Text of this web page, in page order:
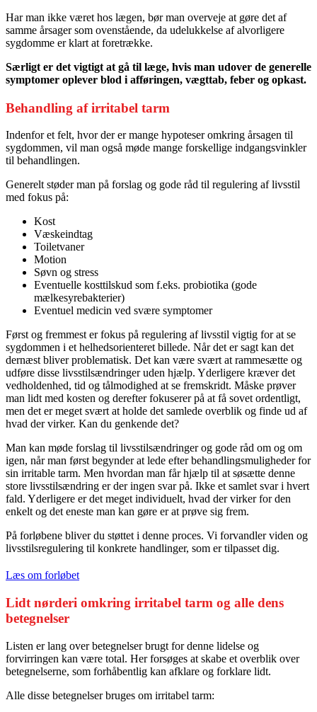
Har man ikke været hos lægen, bør man overveje at gøre det af
samme årsager som ovenstående, da udelukkelse af alvorligere
sygdomme er klart at foretrække.
Særligt er det vigtigt at gå til læge, hvis man udover de generelle
symptomer oplever blod i afføringen, vægttab, feber og opkast.
Behandling af irritabel tarm
Indenfor et felt, hvor der er mange hypoteser omkring årsagen til
sygdommen, vil man også møde mange forskellige indgangsvinkler
til behandlingen.
Generelt støder man på forslag og gode råd til regulering af livsstil
med fokus på:
Kost
Væskeindtag
Toiletvaner
Motion
Søvn og stress
Eventuelle kosttilskud som f.eks. probiotika (gode
mælkesyrebakterier)
Eventuel medicin ved svære symptomer
Først og fremmest er fokus på regulering af livsstil vigtig for at se
sygdommen i et helhedsorienteret billede. Når det er sagt kan det
dernæst bliver problematisk. Det kan være svært at rammesætte og
udføre disse livsstilsændringer uden hjælp. Yderligere kræver det
vedholdenhed, tid og tålmodighed at se fremskridt. Måske prøver
man lidt med kosten og derefter fokuserer på at få sovet ordentligt,
men det er meget svært at holde det samlede overblik og finde ud af
hvad der virker. Kan du genkende det?
Man kan møde forslag til livsstilsændringer og gode råd om og om
igen, når man først begynder at lede efter behandlingsmuligheder for
sin irritable tarm. Men hvordan man får hjælp til at søsætte denne
store livsstilsændring er der ingen svar på. Ikke et samlet svar i hvert
fald. Yderligere er det meget individuelt, hvad der virker for den
enkelt og det eneste man kan gøre er at prøve sig frem.
På forløbene bliver du støttet i denne proces. Vi forvandler viden og
livsstilsregulering til konkrete handlinger, som er tilpasset dig.
Læs om forløbet
Lidt nørderi omkring irritabel tarm og alle dens
betegnelser
Listen er lang over betegnelser brugt for denne lidelse og
forvirringen kan være total. Her forsøges at skabe et overblik over
betegnelserne, som forhåbentlig kan afklare og forklare lidt.
Alle disse betegnelser bruges om irritabel tarm: